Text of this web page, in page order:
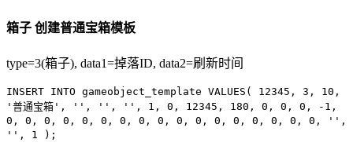
箱子 创建普通宝箱模板
type=3(箱子), data1=掉落ID, data2=刷新时间
INSERT INTO gameobject_template VALUES ( 12345 , 3 , 10 ,
'普通宝箱' , '' , '' , '' , 1 , 0 , 12345 , 180 , 0 , 0 , 0 , -1 ,
0 , 0 , 0 , 0 , 0 , 0 , 0 , 0 , 0 , 0 , 0 , 0 , 0 , 0 , 0 , 0 , 0 , '' ,
'' , 1 );